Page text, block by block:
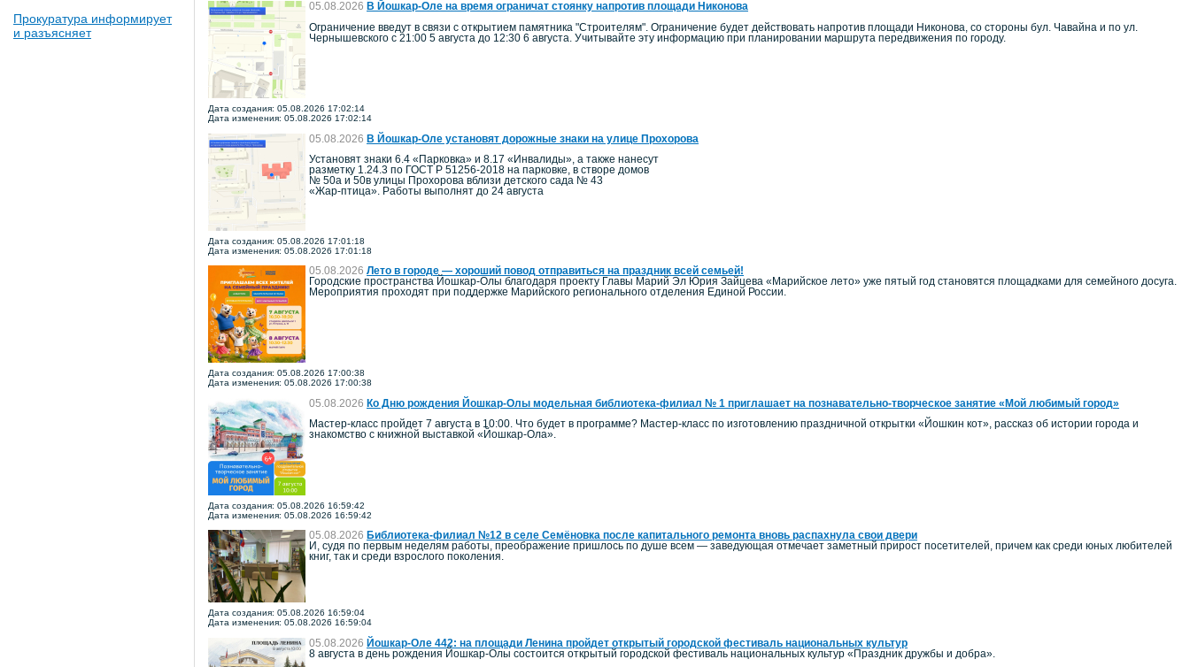
Прокуратура информирует
и разъясняет
05.08.2026 В Йошкар-Оле на время ограничат стоянку напротив площади Никонова
Ограничение введут в связи с открытием памятника "Строителям". Ограничение будет действовать напротив площади Никонова, со стороны бул. Чавайна и по ул.
Чернышевского с 21:00 5 августа до 12:30 6 августа. Учитывайте эту информацию при планировании маршрута передвижения по городу.
Дата создания: 05.08.2026 17:02:14
Дата изменения: 05.08.2026 17:02:14
05.08.2026 В Йошкар-Оле установят дорожные знаки на улице Прохорова
Установят знаки 6.4 «Парковка» и 8.17 «Инвалиды», а также нанесут
разметку 1.24.3 по ГОСТ Р 51256-2018 на парковке, в створе домов
№ 50а и 50в улицы Прохорова вблизи детского сада № 43
«Жар-птица». Работы выполнят до 24 августа
Дата создания: 05.08.2026 17:01:18
Дата изменения: 05.08.2026 17:01:18
05.08.2026 Лето в городе — хороший повод отправиться на праздник всей семьей!
Городские пространства Йошкар-Олы благодаря проекту Главы Марий Эл Юрия Зайцева «Марийское лето» уже пятый год становятся площадками для семейного досуга.
Мероприятия проходят при поддержке Марийского регионального отделения Единой России.
Дата создания: 05.08.2026 17:00:38
Дата изменения: 05.08.2026 17:00:38
05.08.2026 Ко Дню рождения Йошкар-Олы модельная библиотека-филиал № 1 приглашает на познавательно-творческое занятие «Мой любимый город»
Мастер-класс пройдет 7 августа в 10:00. Что будет в программе? Мастер-класс по изготовлению праздничной открытки «Йошкин кот», рассказ об истории города и
знакомство с книжной выставкой «Йошкар-Ола».
Дата создания: 05.08.2026 16:59:42
Дата изменения: 05.08.2026 16:59:42
05.08.2026 Библиотека-филиал №12 в селе Семёновка после капитального ремонта вновь распахнула свои двери
И, судя по первым неделям работы, преображение пришлось по душе всем — заведующая отмечает заметный прирост посетителей, причем как среди юных любителей
книг, так и среди взрослого поколения.
Дата создания: 05.08.2026 16:59:04
Дата изменения: 05.08.2026 16:59:04
05.08.2026 Йошкар-Оле 442: на площади Ленина пройдет открытый городской фестиваль национальных культур
8 августа в день рождения Йошкар-Олы состоится открытый городской фестиваль национальных культур «Праздник дружбы и добра».